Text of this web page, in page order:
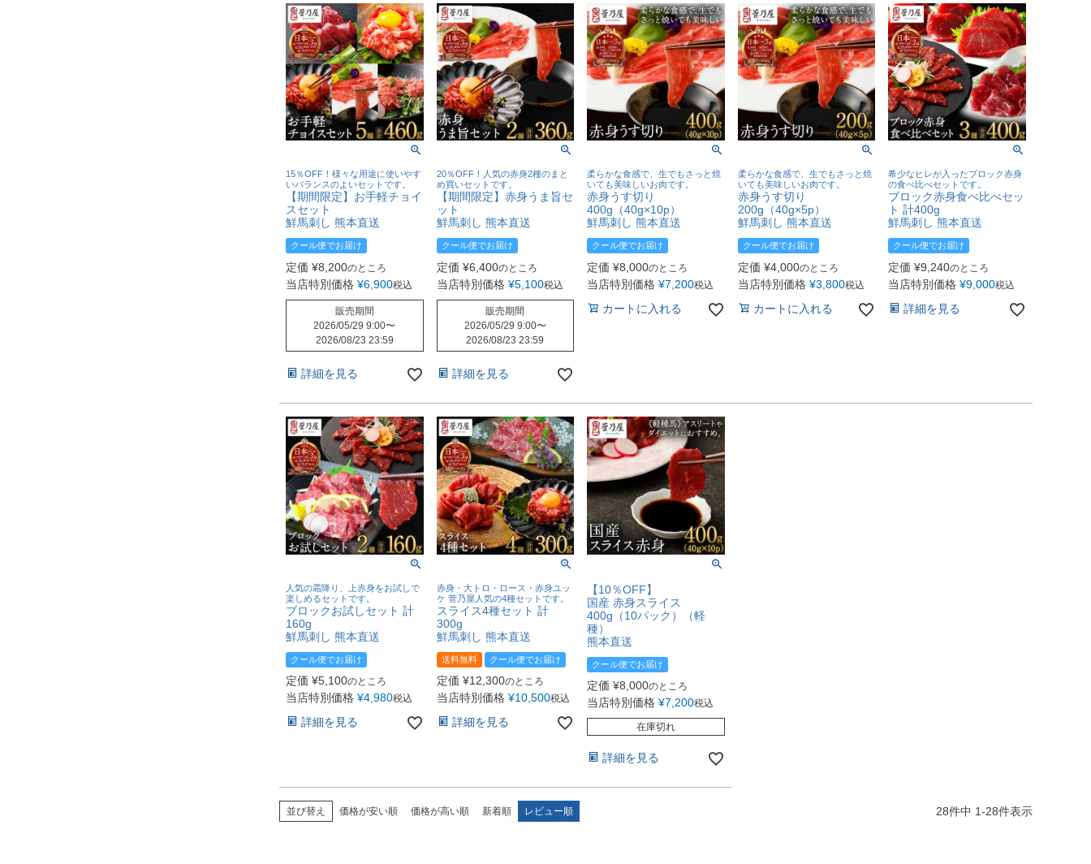
15％OFF！様々な用途に使いやす
いバランスのよいセットです。
【期間限定】お手軽チョイ
スセット
鮮馬刺し 熊本直送
クール便でお届け
定価 ¥8,200のところ
当店特別価格 ¥6,900税込
販売期間
2026/05/29 9:00〜
2026/08/23 23:59
詳細を見る
20％OFF！人気の赤身2種のまと
め買いセットです。
【期間限定】赤身うま旨セ
ット
鮮馬刺し 熊本直送
クール便でお届け
定価 ¥6,400のところ
当店特別価格 ¥5,100税込
販売期間
2026/05/29 9:00〜
2026/08/23 23:59
詳細を見る
柔らかな食感で、生でもさっと焼
いても美味しいお肉です。
赤身うす切り
400g（40g×10p）
鮮馬刺し 熊本直送
クール便でお届け
定価 ¥8,000のところ
当店特別価格 ¥7,200税込
カートに入れる
柔らかな食感で、生でもさっと焼
いても美味しいお肉です。
赤身うす切り
200g（40g×5p）
鮮馬刺し 熊本直送
クール便でお届け
定価 ¥4,000のところ
当店特別価格 ¥3,800税込
カートに入れる
希少なヒレが入ったブロック赤身
の食べ比べセットです。
ブロック赤身食べ比べセッ
ト 計400g
鮮馬刺し 熊本直送
クール便でお届け
定価 ¥9,240のところ
当店特別価格 ¥9,000税込
詳細を見る
人気の霜降り、上赤身をお試しで
楽しめるセットです。
ブロックお試しセット 計
160g
鮮馬刺し 熊本直送
クール便でお届け
定価 ¥5,100のところ
当店特別価格 ¥4,980税込
詳細を見る
赤身・大トロ・ロース・赤身ユッ
ケ 菅乃屋人気の4種セットです。
スライス4種セット 計
300g
鮮馬刺し 熊本直送
送料無料 クール便でお届け
定価 ¥12,300のところ
当店特別価格 ¥10,500税込
詳細を見る
【10％OFF】
国産 赤身スライス
400g（10パック）（軽
種）
熊本直送
クール便でお届け
定価 ¥8,000のところ
当店特別価格 ¥7,200税込
在庫切れ
詳細を見る
並び替え 価格が安い順 価格が高い順 新着順 レビュー順 28件中 1-28件表示